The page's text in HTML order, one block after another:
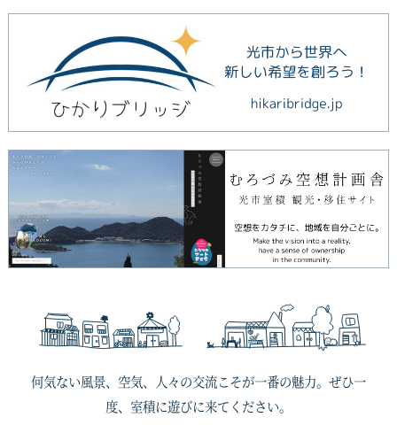
何気ない風景、空気、人々の交流こそが一番の魅力。ぜひ一
度、室積に遊びに来てください。